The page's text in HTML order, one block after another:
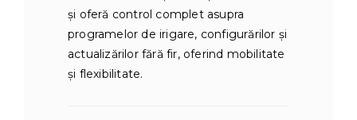
și oferă control complet asupra
programelor de irigare, configurărilor și
actualizărilor fără fir, oferind mobilitate
și flexibilitate.